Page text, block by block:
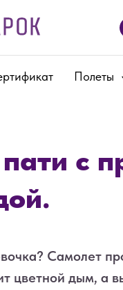
Полеты
с
Самолет
цветной дым, а